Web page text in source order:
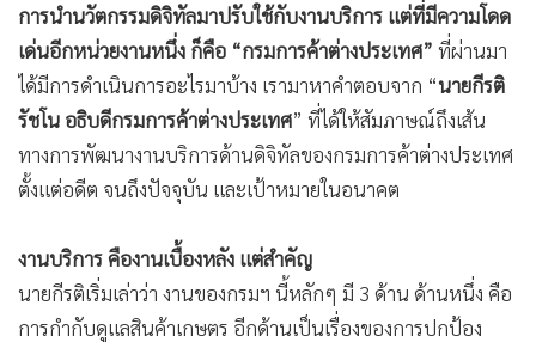
• SMEs
• หุ้น
• อินโดจีน
• กองทุนรวม
• Celeb Online
ญี่ปุ่น
News1
• Gotomanager
การนำนวัตกรรมดิจิทัลมาปรับใช้กับงานบริการ แต่ที่มีความโดด
เด่นอีกหน่วยงานหนึ่ง ก็คือ “กรมการค้าต่างประเทศ” ที่ผ่านมา
ได้มีการดำเนินการอะไรมาบ้าง เรามาหาคำตอบจาก “นายกีรติ
รัชโน อธิบดีกรมการค้าต่างประเทศ” ที่ได้ให้สัมภาษณ์ถึงเส้น
ทางการพัฒนางานบริการด้านดิจิทัลของกรมการค้าต่างประเทศ
ตั้งแต่อดีต จนถึงปัจจุบัน และเป้าหมายในอนาคต
งานบริการ คืองานเบื้องหลัง แต่สำคัญ
นายกีรติเริ่มเล่าว่า งานของกรมฯ นี้หลักๆ มี 3 ด้าน ด้านหนึ่ง คือ
การกำกับดูแลสินค้าเกษตร อีกด้านเป็นเรื่องของการปกป้อง